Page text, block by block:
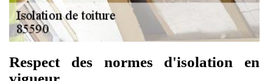
Respect des normes d'isolation en